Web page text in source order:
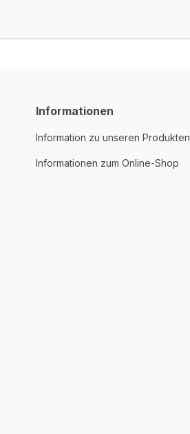
Informationen
Information zu unseren Produkten
Informationen zum Online-Shop